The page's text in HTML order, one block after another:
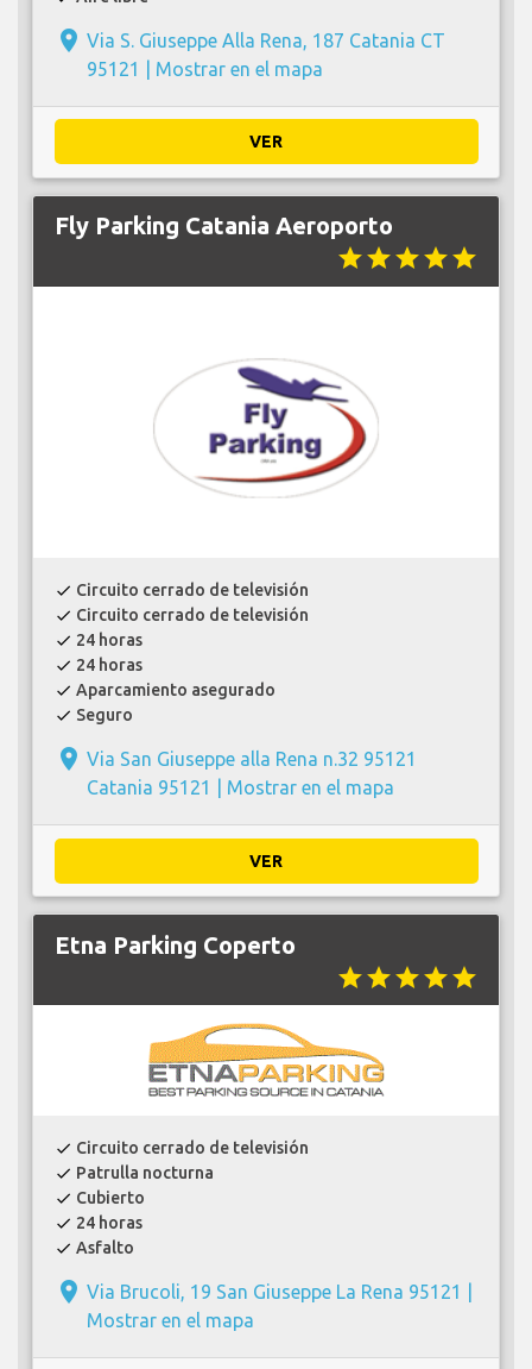
place Via S. Giuseppe Alla Rena, 187 Catania CT
95121 | Mostrar en el mapa
VER
Fly Parking Catania Aeroporto
starstarstarstarstar
check Circuito cerrado de televisión
check Circuito cerrado de televisión
check 24 horas
check 24 horas
check Aparcamiento asegurado
check Seguro
place Via San Giuseppe alla Rena n.32 95121
Catania 95121 | Mostrar en el mapa
VER
Etna Parking Coperto
starstarstarstarstar
check Circuito cerrado de televisión
check Patrulla nocturna
check Cubierto
check 24 horas
check Asfalto
place Via Brucoli, 19 San Giuseppe La Rena 95121 |
Mostrar en el mapa